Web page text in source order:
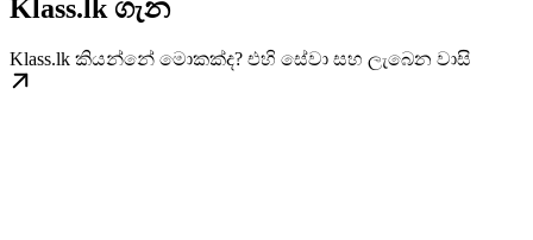
Klass.lk ගැන
Klass.lk කියන්නේ මොකක්ද? එහි සේවා සහ ලැබෙන වාසි